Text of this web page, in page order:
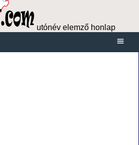
utónév elemző honlap